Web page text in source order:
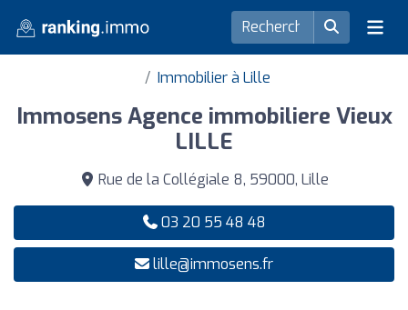
Immobilier à Lille
Immosens Agence immobiliere Vieux
LILLE
Rue de la Collégiale 8, 59000, Lille
03 20 55 48 48
lille@immosens.fr